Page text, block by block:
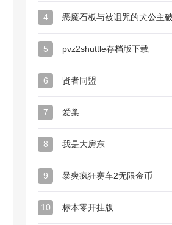
4
5 pvz2shuttle存档版下载
6 贤者同盟
7 爱巢
8 我是大房东
9 暴爽疯狂赛车2无限金币
10 标本零开挂版